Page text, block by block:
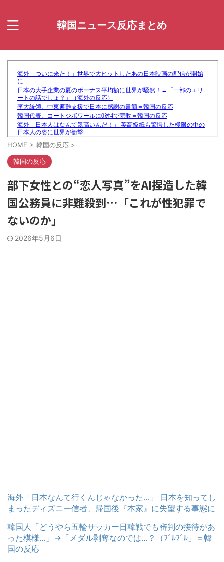
韓国ニュース反応まとめ
HOME > 韓国の反応 >
韓国の反応
部下女性との“恋人写真”をAI捏造した韓
国公務員に非難殺到…「これが性犯罪で
ないのか」
2026年5月6日
海外「日本なんて行くんじゃなかった…」 日本を知ってし
まったディズニー信者、帰国後『本家』に失望する事態に
韓国人「どうやら五輪サッカー日韓戦でも審判の接待があ
った模様…」→「メダル剥奪なのでは…？（ﾌﾞﾙﾌﾞﾙ」＝韓
国の反応